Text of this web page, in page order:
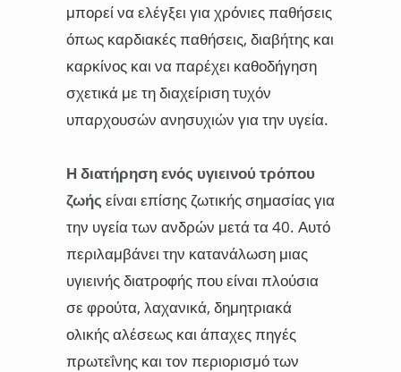
μπορεί να ελέγξει για χρόνιες παθήσεις
όπως καρδιακές παθήσεις, διαβήτης και
καρκίνος και να παρέχει καθοδήγηση
σχετικά με τη διαχείριση τυχόν
υπαρχουσών ανησυχιών για την υγεία.
Η διατήρηση ενός υγιεινού τρόπου
ζωής είναι επίσης ζωτικής σημασίας για
την υγεία των ανδρών μετά τα 40. Αυτό
περιλαμβάνει την κατανάλωση μιας
υγιεινής διατροφής που είναι πλούσια
σε φρούτα, λαχανικά, δημητριακά
ολικής αλέσεως και άπαχες πηγές
πρωτεΐνης και τον περιορισμό των